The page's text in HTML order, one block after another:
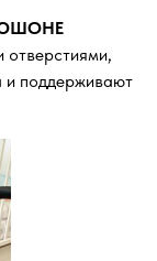
и поддерживают